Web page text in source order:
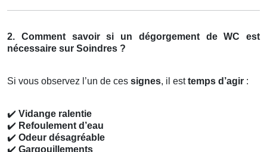
2. Comment savoir si un dégorgement de WC est
nécessaire sur Soindres ?
Si vous observez l’un de ces signes, il esttemps d’agir :
✔️ Vidange ralentie
✔️ Refoulement d’eau
✔️ Odeur désagréable
✔️ Gargouillements